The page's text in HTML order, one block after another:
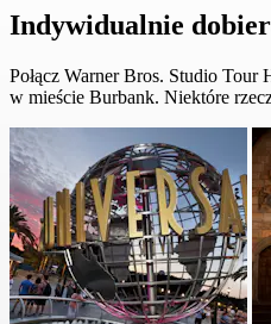
Indywidualnie
Połącz Warner Bros. Studio
w mieście Burbank. Niektóre